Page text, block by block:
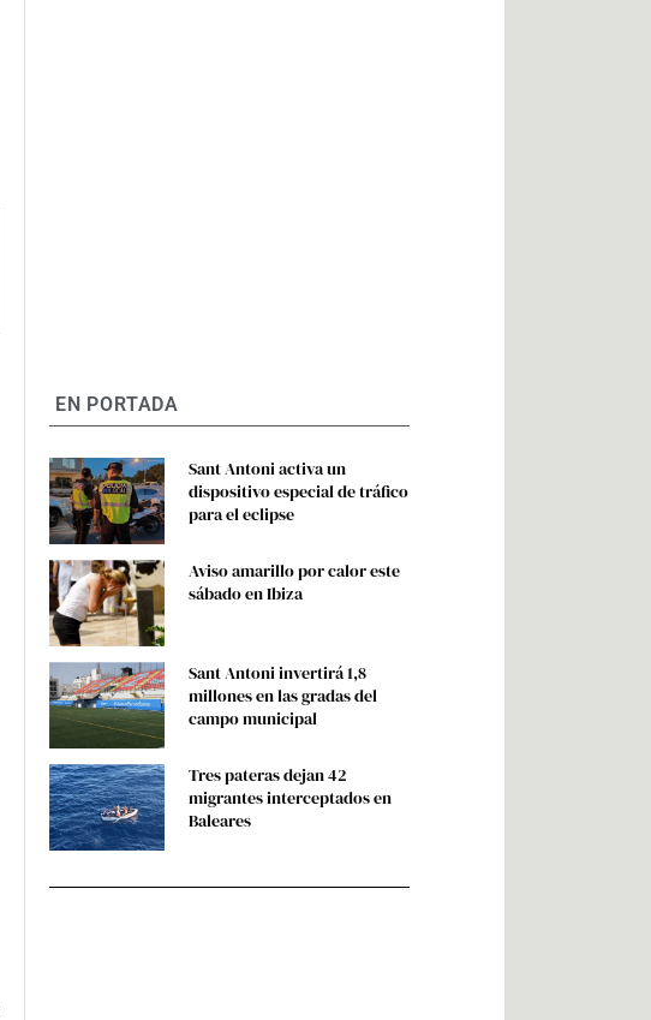
EN PORTADA
Sant Antoni activa un
dispositivo especial de tráfico
para el eclipse
Aviso amarillo por calor este
sábado en Ibiza
Sant Antoni invertirá 1,8
millones en las gradas del
campo municipal
Tres pateras dejan 42
migrantes interceptados en
Baleares